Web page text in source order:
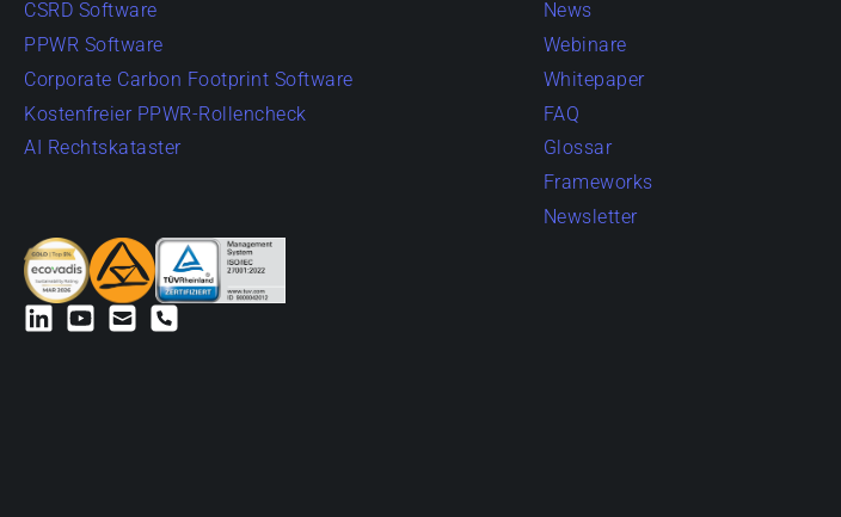
CSRD Software
PPWR Software
Corporate Carbon Footprint Software
Kostenfreier PPWR-Rollencheck
AI Rechtskataster
News
Webinare
Whitepaper
FAQ
Glossar
Frameworks
Newsletter